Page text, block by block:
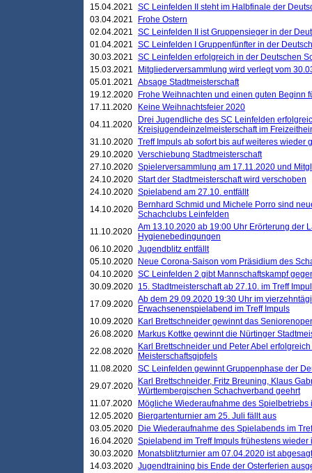
15.04.2021 SC Leinfelden II steht im Halbfinale der
03.04.2021
Frohe Ostern
02.04.2021 SC Leinfelden II ist Gruppensieger in der
01.04.2021 SC Leinfelden I Gruppenfünfter in der
30.03.2021 SC Leinfelden erfolgreich in der Deutschen
15.03.2021
Mitgliederversammlung wird verlegt vom
05.01.2021 Absage Stadtmeisterschaft
19.12.2020
Frohe Weihnachten und einen guten Beginn
17.11.2020
Keine Weihnachtsfeier 2020
04.11.2020
Drei Jugendliche des SC Leinfelden
Kreisjugendeinzelmeisterschaft im
31.10.2020 Treff Impuls ab sofort bis auf weiteres wieder
29.10.2020 Verschiebung Stadtmeisterschaft
27.10.2020 Spielerversammlung am 17.11.2020 und
24.10.2020 Start der Stadtmeisterschaft wird verschoben
24.10.2020 Spielabend am 27.10. entfällt
14.10.2020
Bernhard Schmid und Michele Porro sind
Schachclubs Leinfelden
11.10.2020 Am 13.10.2020 ab 19:00 Uhr Erörterung der
Hygienebedingungen
06.10.2020 Jugendblitz entfällt
05.10.2020
Neue Corona-Saison vom Präsidium des
04.10.2020 SC Leinfelden 2 gibt Mannschaftskampf
30.09.2020 15. Stadtmeisterschaft ab 27.10. im Treff
17.09.2020 Ab dem 29.09.2020 19:30 Uhr im
Erwachsenenspielabend im Treff Impuls
10.09.2020
Karl Brettschneider gewinnt das
26.08.2020
Markus Kottke gewinnt die Nürtinger
22.08.2020
Karl Brettschneider und Peter Abel
Meisterschaftsgipfels
11.08.2020 SC Leinfelden gewinnt Gruppenphase der
29.07.2020
Karl Brettschneider, Fritz Breuning, Klaus
Württembergischen Schachverband geehrt
11.07.2020
Mögliche Wiederaufnahme des Spielbetriebs
12.05.2020
Biergartenturnier am 25. Juli fällt aus
03.05.2020
Die Wiederaufnahme des Spielabends im
16.04.2020 Spielabend im Treff Impuls frühestens wieder
30.03.2020
Monatsblitzturnier am 07.04.2020 ist abgesagt
14.03.2020 Jugendtraining bis Ende der Osterferien